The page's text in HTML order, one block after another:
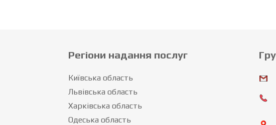
Регіони надання послуг
Київська область
Львівська область
Харківська область
Одеська область